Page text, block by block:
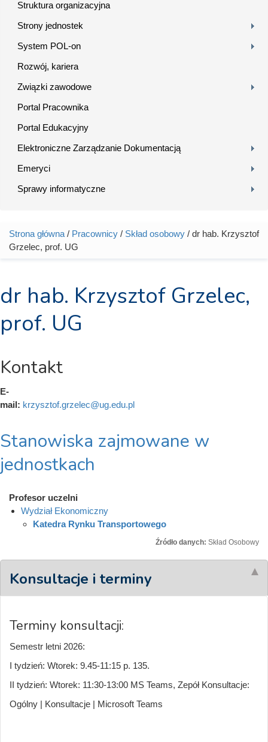
Struktura organizacyjna
Strony jednostek
System POL-on
Rozwój, kariera
Związki zawodowe
Portal Pracownika
Portal Edukacyjny
Elektroniczne Zarządzanie Dokumentacją
Emeryci
Sprawy informatyczne
Jesteś tutaj
Strona główna / Pracownicy / Skład osobowy / dr hab. Krzysztof
Grzelec, prof. UG
dr hab. Krzysztof Grzelec,
prof. UG
Kontakt
E-
mail: krzysztof.grzelec@ug.edu.pl
Stanowiska zajmowane w
jednostkach
Profesor uczelni
Wydział Ekonomiczny
Katedra Rynku Transportowego
Źródło danych: Skład Osobowy
Konsultacje i terminy
Terminy konsultacji:
Semestr letni 2026:
I tydzień: Wtorek: 9.45-11:15 p. 135.
II tydzień: Wtorek: 11:30-13:00 MS Teams, Zepół Konsultacje:
Ogólny | Konsultacje | Microsoft Teams